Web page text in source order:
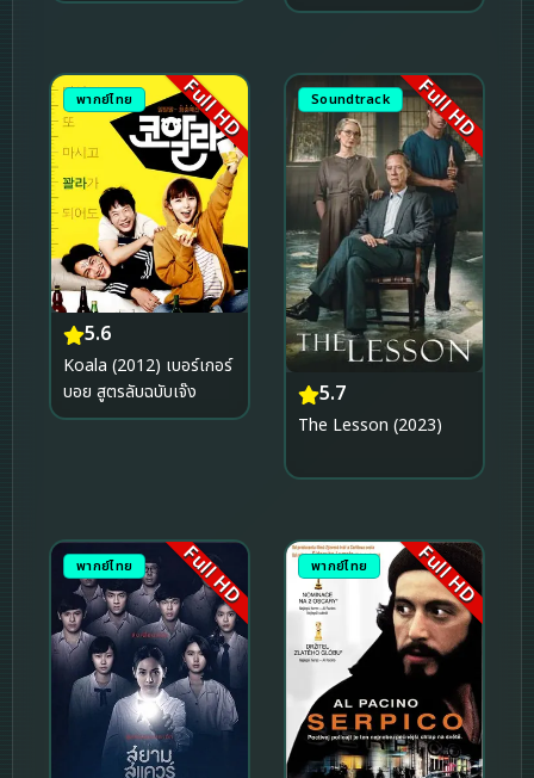
พากย์ไทย Full HD
5.6
Koala (2012) เบอร์เกอร์
บอย สูตรลับฉบับเจ๊ง
Soundtrack Full HD
5.7
The Lesson (2023)
พากย์ไทย Full HD พากย์ไทย Full HD